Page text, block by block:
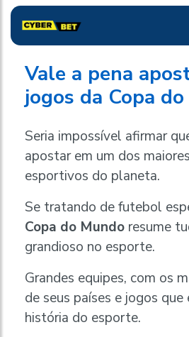
Vale a pena
jogos da Copa
Seria impossível afirmar
apostar em um dos
esportivos do planeta.
Se tratando de futebol
Copa do Mundo resume
grandioso no esporte.
Grandes equipes, com os
de seus países e jogos
história do esporte.